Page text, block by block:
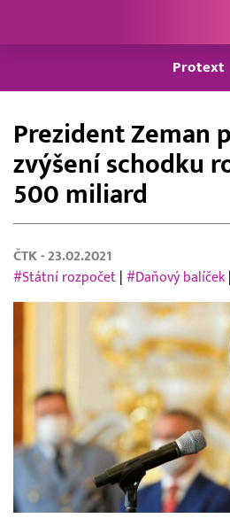
Protext
Prezident Zeman
zvýšení schodku
500 miliard
ČTK - 23.02.2021
#Státní rozpočet #Daňový balíček|